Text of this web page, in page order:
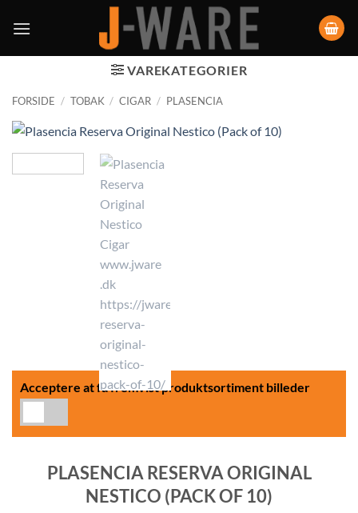
VAREKATEGORIER
FORSIDE / TOBAK / CIGAR / PLASENCIA
Acceptere at få fremvist produktsortiment billeder
PLASENCIA RESERVA ORIGINAL
NESTICO (PACK OF 10)